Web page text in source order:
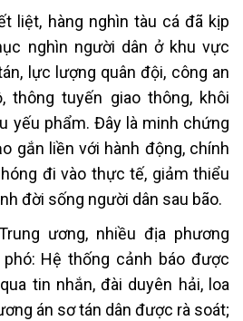
liệt, hàng nghìn tàu cá đã kịp
nghìn người dân ở khu vực
lực lượng quân đội, công an
thông tuyến giao thông, khôi
yếu phẩm. Đây là minh chứng
gắn liền với hành động, chính
đi vào thực tế, giảm thiểu
đời sống người dân sau bão.
ương, nhiều địa phương
Hệ thống cảnh báo được
tin nhắn, đài duyên hải, loa
án sơ tán dân được rà soát;